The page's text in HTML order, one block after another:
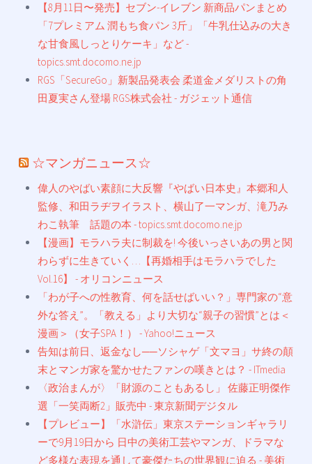
【8月11日〜発売】セブン-イレブン 新商品パンまとめ
「7プレミアム 潤もち食パン 3斤」「牛乳仕込みの大き
な甘食風しっとりケーキ」など -
topics.smt.docomo.ne.jp
RGS「SecureGo」新製品発表会 柔道金メダリストの角
田夏実さん登場 RGS株式会社 - ガジェット通信
☆マンガニュース☆
偉人のやばい素顔に大反響『やばい日本史』本郷和人
監修、和田ラヂヲイラスト、横山了一マンガ、滝乃み
わこ執筆 話題の本 - topics.smt.docomo.ne.jp
【漫画】モラハラ夫に制裁を! 今後いっさいあの男と関
わらずに生きていく…【再婚相手はモラハラでした
Vol.16】 - オリコンニュース
「わが子への性教育、何を話せばいい？」専門家の“意
外な答え”。「教える」より大切な“親子の習慣”とは＜
漫画＞（女子SPA！） - Yahoo!ニュース
告知は前日、返金なし──ソシャゲ「文マヨ」サ終の顛
末とマンガ家を驚かせたファンの嘆きとは？ - ITmedia
〈政治まんが〉「財源のこともあるし」 佐藤正明傑作
選「一笑両断2」販売中 - 東京新聞デジタル
【プレビュー】「水滸伝」東京ステーションギャラリ
ーで9月19日から 日中の美術工芸やマンガ、ドラマな
ど多様な表現を通して豪傑たちの世界観に迫る - 美術